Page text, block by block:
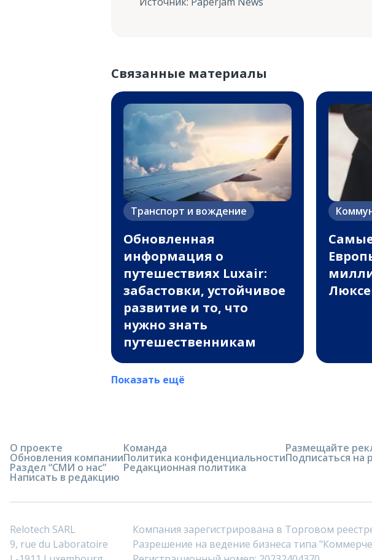
Связанные материалы
Транспорт и вождение
Обновленная
информация о
путешествиях Luxair:
забастовки, устойчивое
развитие и то, что
нужно знать
путешественникам
Показать ещё
О проекте
Обновления компании
Раздел “СМИ о нас”
Написать в редакцию
Команда
Политика конфиденциальности
Редакционная политика
Размещайте
Подписаться на
Relotech SARL
9, rue du Laboratoire
Компания зарегистрирована в Торговом
Разрешение на ведение бизнеса типа